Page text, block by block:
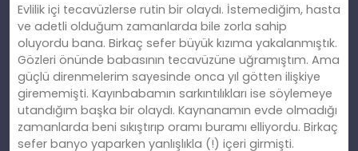
Evlilik içi tecavüzlerse rutin bir olaydı. İstemediğim, hasta
ve adetli olduğum zamanlarda bile zorla sahip
oluyordu bana. Birkaç sefer büyük kızıma yakalanmıştık.
Gözleri önünde babasının tecavüzüne uğramıştım. Ama
güçlü direnmelerim sayesinde onca yıl götten ilişkiye
girememişti. Kayınbabamın sarkıntılıkları ise söylemeye
utandığım başka bir olaydı. Kaynanamın evde olmadığı
zamanlarda beni sıkıştırıp oramı buramı elliyordu. Birkaç
sefer banyo yaparken yanlışlıkla (!) içeri girmişti.